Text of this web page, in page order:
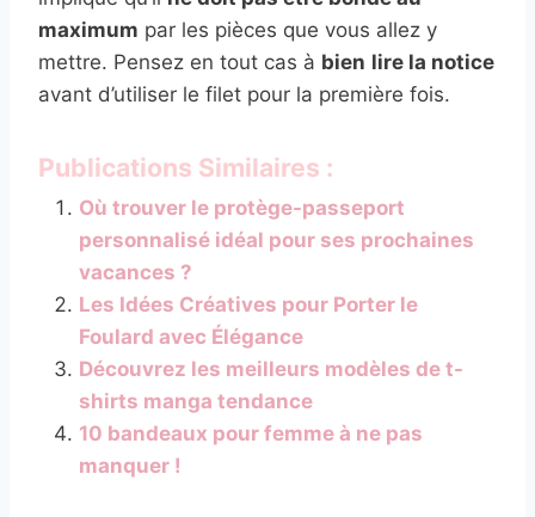
maximum par les pièces que vous allez y
mettre. Pensez en tout cas à bien lire la notice
avant d’utiliser le filet pour la première fois.
Publications Similaires :
Où trouver le protège-passeport
personnalisé idéal pour ses prochaines
vacances ?
Les Idées Créatives pour Porter le
Foulard avec Élégance
Découvrez les meilleurs modèles de t-
shirts manga tendance
10 bandeaux pour femme à ne pas
manquer !